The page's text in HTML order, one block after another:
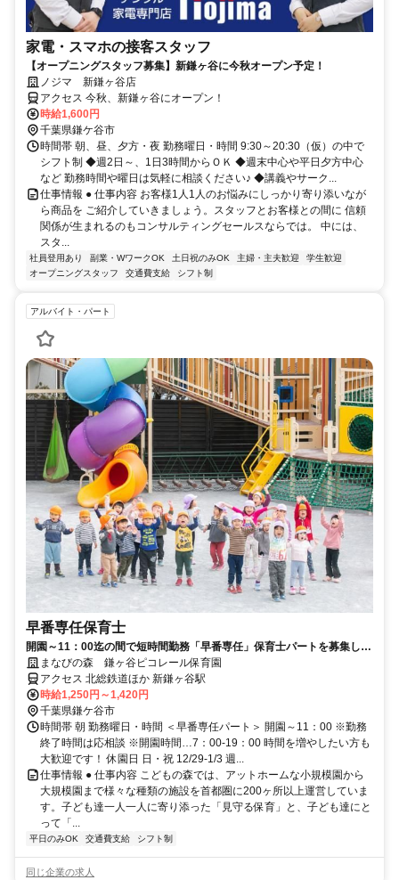
家電・スマホの接客スタッフ
【オープニングスタッフ募集】新鎌ヶ谷に今秋オープン予定！
ノジマ 新鎌ヶ谷店
アクセス 今秋、新鎌ヶ谷にオープン！
時給1,600円
千葉県鎌ケ谷市
時間帯 朝、昼、夕方・夜 勤務曜日・時間 9:30～20:30（仮）の中で
シフト制 ◆週2日～、1日3時間からＯＫ ◆週末中心や平日夕方中心
など 勤務時間や曜日は気軽に相談ください♪ ◆講義やサーク...
仕事情報 ● 仕事内容 お客様1人1人のお悩みにしっかり寄り添いなが
ら商品を ご紹介していきましょう。スタッフとお客様との間に 信頼
関係が生まれるのもコンサルティングセールスならでは。 中には、
スタ...
社員登用あり 副業・WワークOK 土日祝のみOK 主婦・主夫歓迎
学生歓迎
オープニングスタッフ
交通費支給 シフト制
アルバイト・パート
早番専任保育士
開園～11：00迄の間で短時間勤務「早番専任」保育士パートを募集しま
す！週3日～シフトOK！
まなびの森 鎌ヶ谷ピコレール保育園
アクセス 北総鉄道ほか 新鎌ヶ谷駅
時給1,250円～1,420円
千葉県鎌ケ谷市
時間帯 朝 勤務曜日・時間 ＜早番専任パート＞ 開園～11：00 ※勤務
終了時間は応相談 ※開園時間…7：00-19：00 時間を増やしたい方も
大歓迎です！ 休園日 日・祝 12/29-1/3 週...
仕事情報 ● 仕事内容 こどもの森では、アットホームな小規模園から
大規模園まで様々な種類の施設を首都圏に200ヶ所以上運営していま
す。子ども達一人一人に寄り添った「見守る保育」と、子ども達にと
って「...
平日のみOK 交通費支給 シフト制
同じ企業の求人